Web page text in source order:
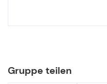
Gruppe teilen